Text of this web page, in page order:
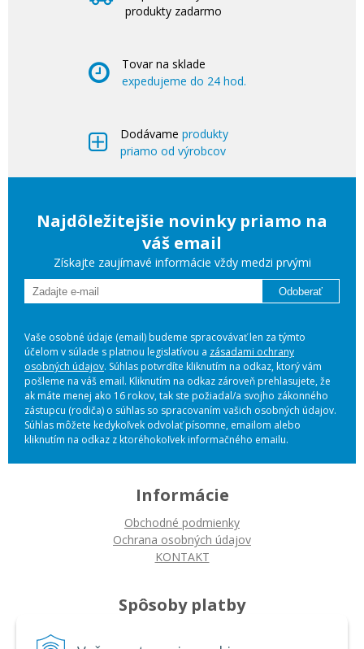
produkty zadarmo
Tovar na sklade
expedujeme do 24 hod.
Dodávame produkty
priamo od výrobcov
Najdôležitejšie novinky priamo na
váš email
Získajte zaujímavé informácie vždy medzi prvými
Odoberať
Vaše osobné údaje (email) budeme spracovávať len za týmto
účelom v súlade s platnou legislatívou a zásadami ochrany
osobných údajov. Súhlas potvrdíte kliknutím na odkaz, ktorý vám
pošleme na váš email. Kliknutím na odkaz zároveň prehlasujete, že
ak máte menej ako 16 rokov, tak ste požiadal/a svojho zákonného
zástupcu (rodiča) o súhlas so spracovaním vašich osobných údajov.
Súhlas môžete kedykoľvek odvolať písomne, emailom alebo
kliknutím na odkaz z ktoréhokoľvek informačného emailu.
Informácie
Obchodné podmienky
Ochrana osobných údajov
KONTAKT
Spôsoby platby